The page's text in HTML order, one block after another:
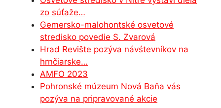
o
k
g
er
p
zo súťaže…
Gemersko-malohontské osvetové
stredisko povedie S. Zvarová
Hrad Revište pozýva návśtevníkov na
hrnčiarske…
AMFO 2023
Pohronské múzeum Nová Baňa vás
pozýva na pripravované akcie